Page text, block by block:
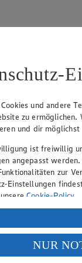
gewährt Ihnen
und
hin, dass wir
und andere
zu
und dir
ist freiwillig
angepasst
zur
Einstellungen
Cookie-Policy.
deiner
„Aktivieren“
Daten in den
europäischen
NUR